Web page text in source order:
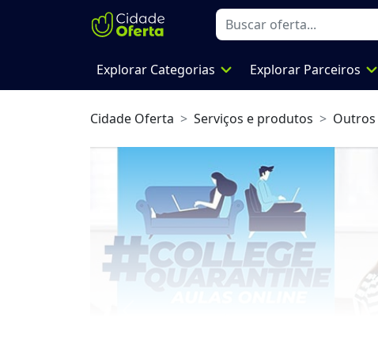
Explorar Categorias expand_more Explorar Parceiros expand_more
Cidade Oferta Serviços e produtos Outros